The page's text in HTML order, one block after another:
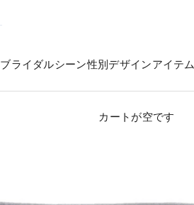
ブライダルシーン性別 デザインアイテム
カートが空です